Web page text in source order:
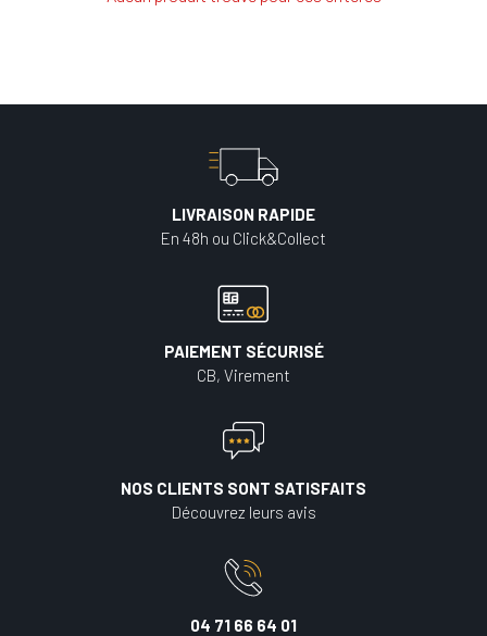
LIVRAISON RAPIDE
En 48h ou Click&Collect
PAIEMENT SÉCURISÉ
CB, Virement
NOS CLIENTS SONT SATISFAITS
Découvrez leurs avis
04 71 66 64 01